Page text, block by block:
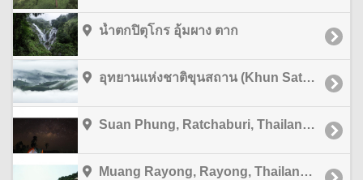
น้ำตกปิตุโกร อุ้มผาง ตาก
อุทยานแห่งชาติขุนสถาน (Khun Sathan National Park) น่าน
Suan Phung, Ratchaburi, Thailand ราชบุรี
Muang Rayong, Rayong, Thailand ระยอง